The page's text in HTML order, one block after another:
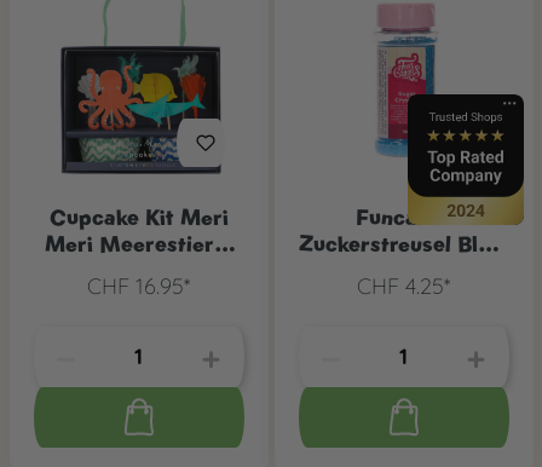
Cupcake Kit Meri
Meri Meerestiere,
CHF 16.95*
Funcakes
Zuckerstreusel Blau,
CHF 4.25*